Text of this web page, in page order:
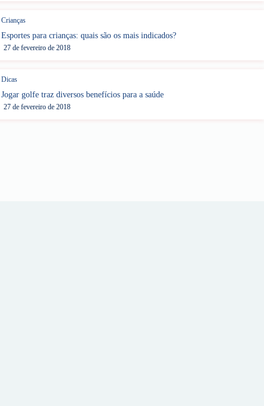
Crianças
Esportes para crianças: quais são os mais indicados?
27 de fevereiro de 2018
Dicas
Jogar golfe traz diversos benefícios para a saúde
27 de fevereiro de 2018